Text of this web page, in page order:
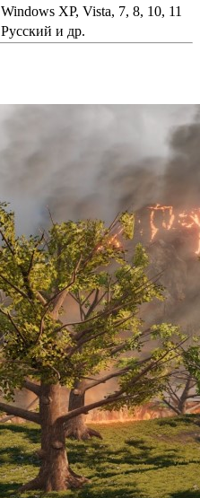
Windows XP, Vista, 7, 8, 10, 11
Русский и др.